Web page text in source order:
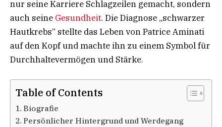
nur seine Karriere Schlagzeilen gemacht, sondern
auch seine Gesundheit. Die Diagnose „schwarzer
Hautkrebs“ stellte das Leben von Patrice Aminati
auf den Kopf und machte ihn zu einem Symbol für
Durchhaltevermögen und Stärke.
Table of Contents
Biografie
Persönlicher Hintergrund und Werdegang